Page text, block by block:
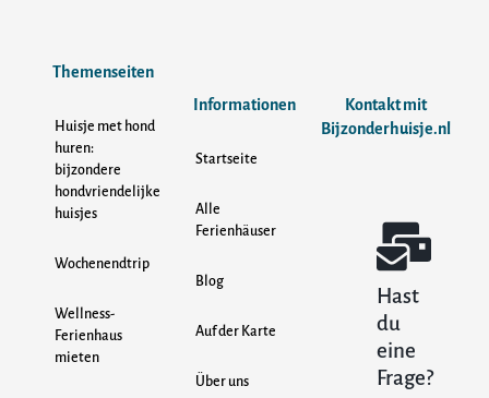
Themenseiten
Huisje met hond
huren:
bijzondere
hondvriendelijke
huisjes
Wochenendtrip
Wellness-
Ferienhaus
mieten
Informationen
Startseite
Alle
Ferienhäuser
Blog
Auf der Karte
Über uns
Kontakt mit
Bijzonderhuisje.nl
Hast
du
eine
Frage?